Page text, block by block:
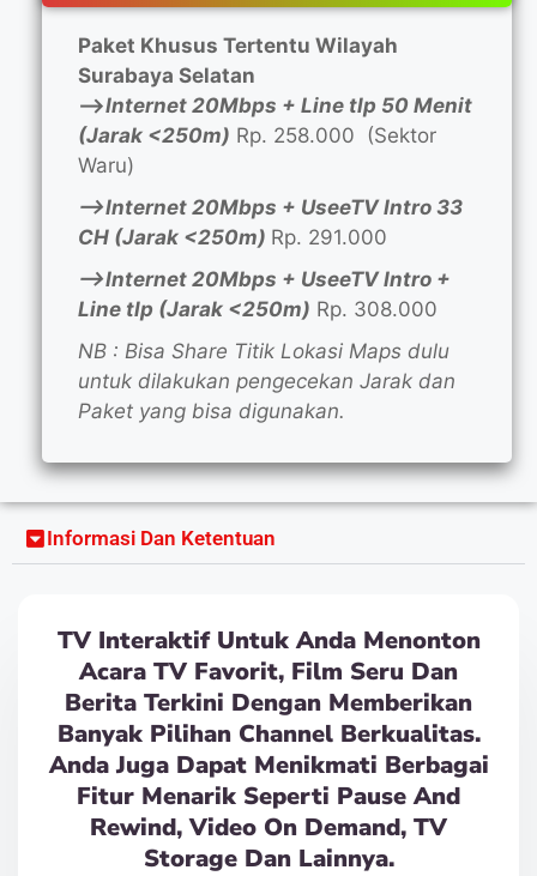
Paket Khusus Tertentu Wilayah
Surabaya Selatan
—>Internet 20Mbps + Line tlp 50 Menit
(Jarak <250m) Rp. 258.000 (Sektor
Waru)
—>Internet 20Mbps + UseeTV Intro 33
CH (Jarak <250m) Rp. 291.000
—>Internet 20Mbps + UseeTV Intro +
Line tlp (Jarak <250m) Rp. 308.000
NB : Bisa Share Titik Lokasi Maps dulu
untuk dilakukan pengecekan Jarak dan
Paket yang bisa digunakan.
Informasi Dan Ketentuan
TV Interaktif Untuk Anda Menonton
Acara TV Favorit, Film Seru Dan
Berita Terkini Dengan Memberikan
Banyak Pilihan Channel Berkualitas.
Anda Juga Dapat Menikmati Berbagai
Fitur Menarik Seperti Pause And
Rewind, Video On Demand, TV
Storage Dan Lainnya.